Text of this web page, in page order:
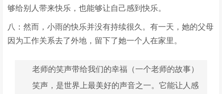
够给别人带来快乐，也能够让自己感到快乐。
八：然而，小雨的快乐并没有持续很久。有一天，她的父母
因为工作关系去了外地，留下了她一个人在家里。
老师的笑声带给我们的幸福（一个老师的故事）
笑声，是世界上最美好的声音之一。它能让人感